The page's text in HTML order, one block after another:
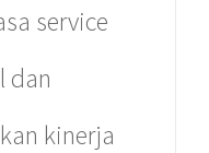
service
dan
kinerja